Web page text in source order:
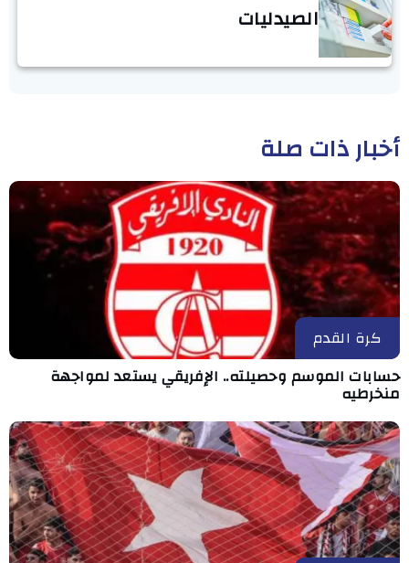
الصيدليات
أخبار ذات صلة
كرة القدم
حسابات الموسم وحصيلته.. الإفريقي يستعد لمواجهة
منخرطيه